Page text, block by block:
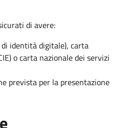
di avere:
di identità digitale), carta
o carta nazionale dei servizi
prevista per la presentazione